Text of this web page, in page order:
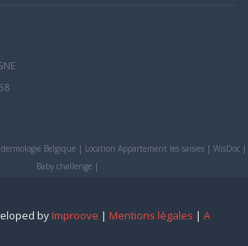
Belgique | Location Appartement les saisies | WisDoc |
Baby challenge|
byImproove | Mentions légales | A